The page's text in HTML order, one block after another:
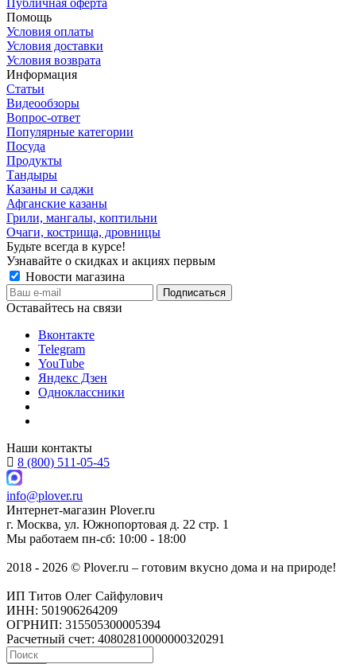
Помощь
Условия оплаты
Условия доставки
Условия возврата
Информация
Статьи
Видеообзоры
Вопрос-ответ
Популярные категории
Посуда
Продукты
Тандыры
Казаны и саджи
Афганские казаны
Грили, мангалы, коптильни
Очаги, кострища, дровницы
Будьте всегда в курсе!
Узнавайте о скидках и акциях первым
Новости магазина
Оставайтесь на связи
Вконтакте
Telegram
YouTube
Яндекс Дзен
Одноклассники
Наши контакты
8 (800) 511-05-45
info@plover.ru
Интернет-магазин Plover.ru
г. Москва, ул. Южнопортовая д. 22 стр. 1
Мы работаем пн-сб: 10:00 - 18:00
2018 - 2026 © Plover.ru – готовим вкусно дома и на природе!
ИП Титов Олег Сайфулович
ИНН: 501906264209
ОГРНИП: 315505300005394
Расчетный счет: 40802810000000320291